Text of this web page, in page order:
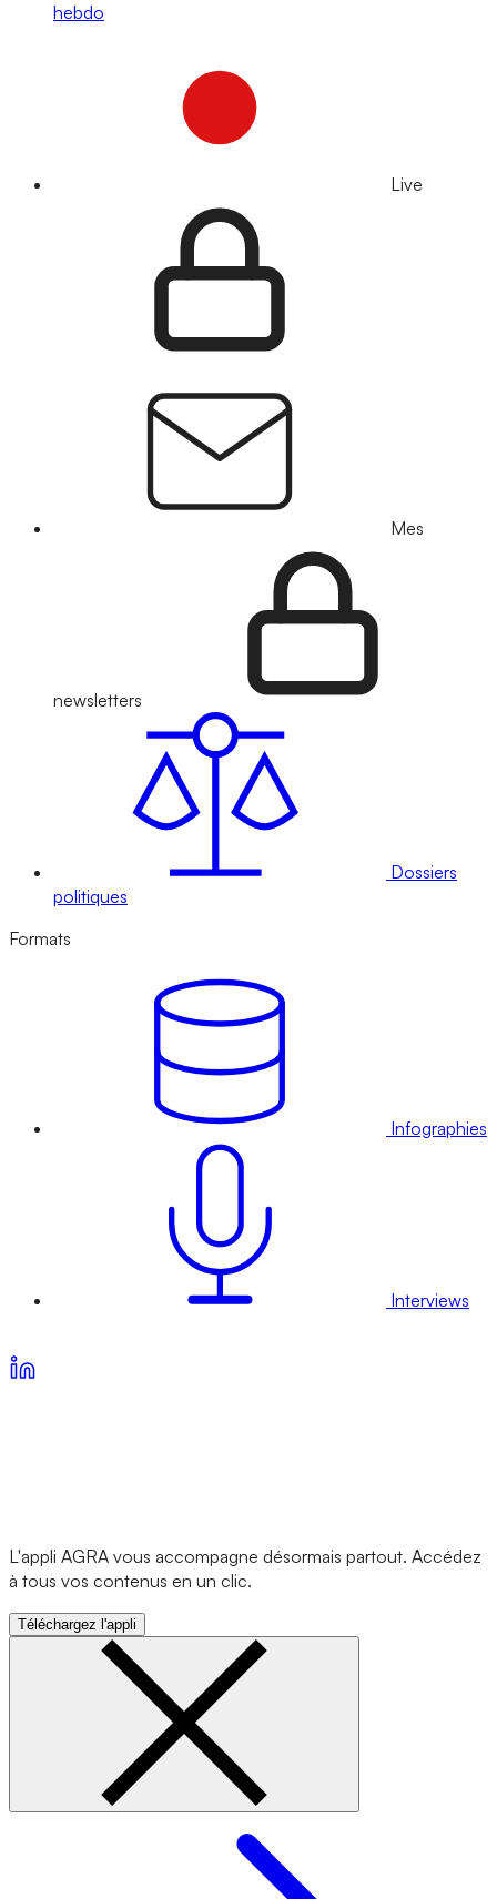
hebdo
Live
Mes
newsletters
Dossiers
politiques
Formats
Infographies
Interviews
L'appli AGRA vous accompagne désormais partout. Accédez
à tous vos contenus en un clic.
Téléchargez l'appli